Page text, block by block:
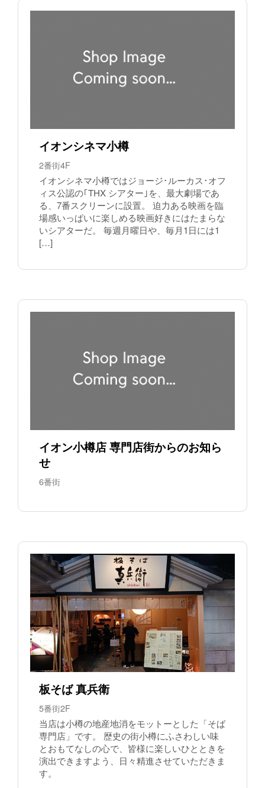
イオンシネマ小樽
2番街4F
イオンシネマ小樽ではジョージ･ルーカス･オフ
ィス公認の｢THX シアター｣を、最大劇場であ
る、7番スクリーンに設置。 迫力ある映画を臨
場感いっぱいに楽しめる映画好きにはたまらな
いシアターだ。 毎週月曜日や、毎月1日には1
[…]
イオン小樽店 専門店街からのお知ら
せ
6番街
板そば 真兵衛
5番街2F
当店は小樽の地産地消をモットーとした「そば
専門店」です。 歴史の街小樽にふさわしい味
とおもてなしの心で、皆様に楽しいひとときを
演出できますよう、日々精進させていただきま
す。